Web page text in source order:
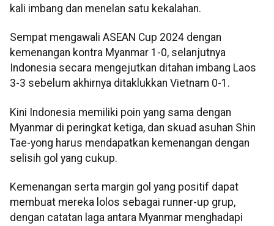
kali imbang dan menelan satu kekalahan.
Sempat mengawali ASEAN Cup 2024 dengan
kemenangan kontra Myanmar 1-0, selanjutnya
Indonesia secara mengejutkan ditahan imbang Laos
3-3 sebelum akhirnya ditaklukkan Vietnam 0-1.
Kini Indonesia memiliki poin yang sama dengan
Myanmar di peringkat ketiga, dan skuad asuhan Shin
Tae-yong harus mendapatkan kemenangan dengan
selisih gol yang cukup.
Kemenangan serta margin gol yang positif dapat
membuat mereka lolos sebagai runner-up grup,
dengan catatan laga antara Myanmar menghadapi